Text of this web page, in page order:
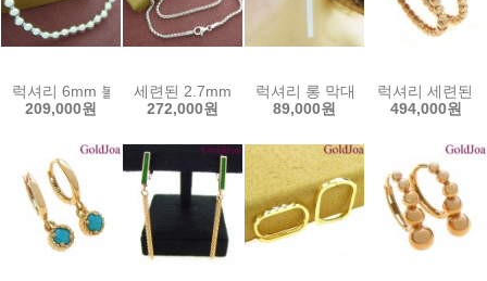
럭셔리 6mm 볼 유화 호랑이 실버팔찌 (52274b) 선물인기 골드조아
209,000원
세련된 2.7mm 둥근박스 체인 실버목걸이 (41981c)
272,000원
럭셔리 롱 막대 원터치 실버귀걸
89,000원
럭셔리 세련된
494,000원